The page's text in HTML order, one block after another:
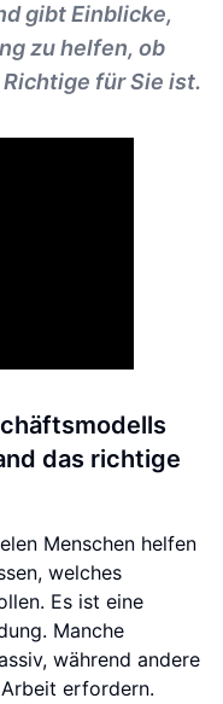
gibt Einblicke,
zu helfen, ob
für Sie ist.
das richtige
Menschen helfen
welches
Es ist eine
Manche
während andere
erfordern.